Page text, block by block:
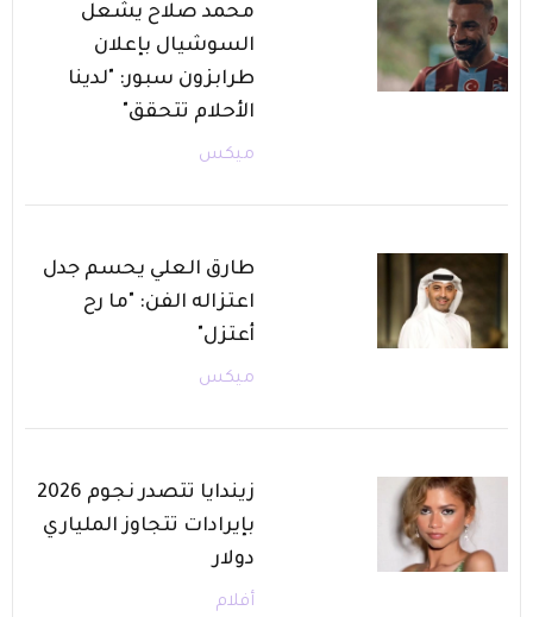
محمد صلاح يشعل
السوشيال بإعلان
طرابزون سبور: "لدينا
الأحلام تتحقق"
ميكس
طارق العلي يحسم جدل
اعتزاله الفن: "ما رح
أعتزل"
ميكس
زيندايا تتصدر نجوم 2026
بإيرادات تتجاوز الملياري
دولار
أفلام